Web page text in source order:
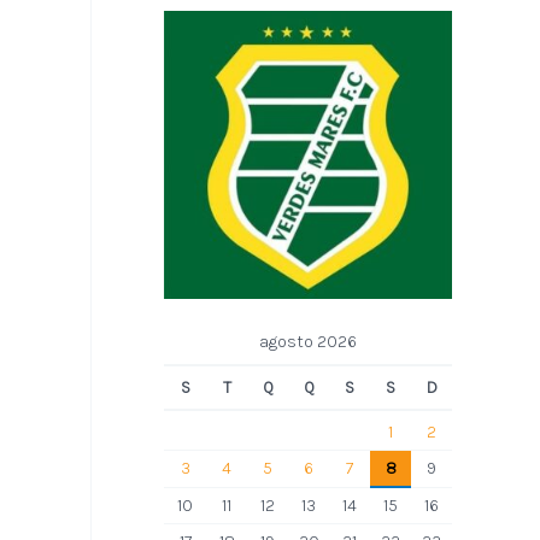
agosto 2026
S T Q Q S S D
1
2
3
4 5 6 7 8
9
10
11 12 13 14 15
16